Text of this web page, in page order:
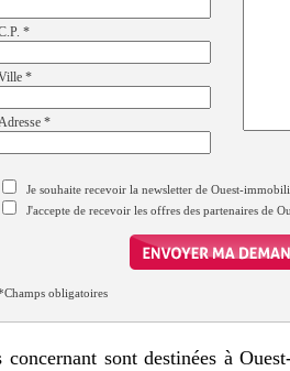
*
*
*
Je souhaite recevoir la newsletter de Ouest-
J'accepte de recevoir les offres des partenaires de
obligatoires
sont destinées à